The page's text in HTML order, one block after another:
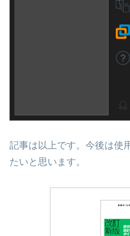
記事は以上です。今後は使
たいと思います。